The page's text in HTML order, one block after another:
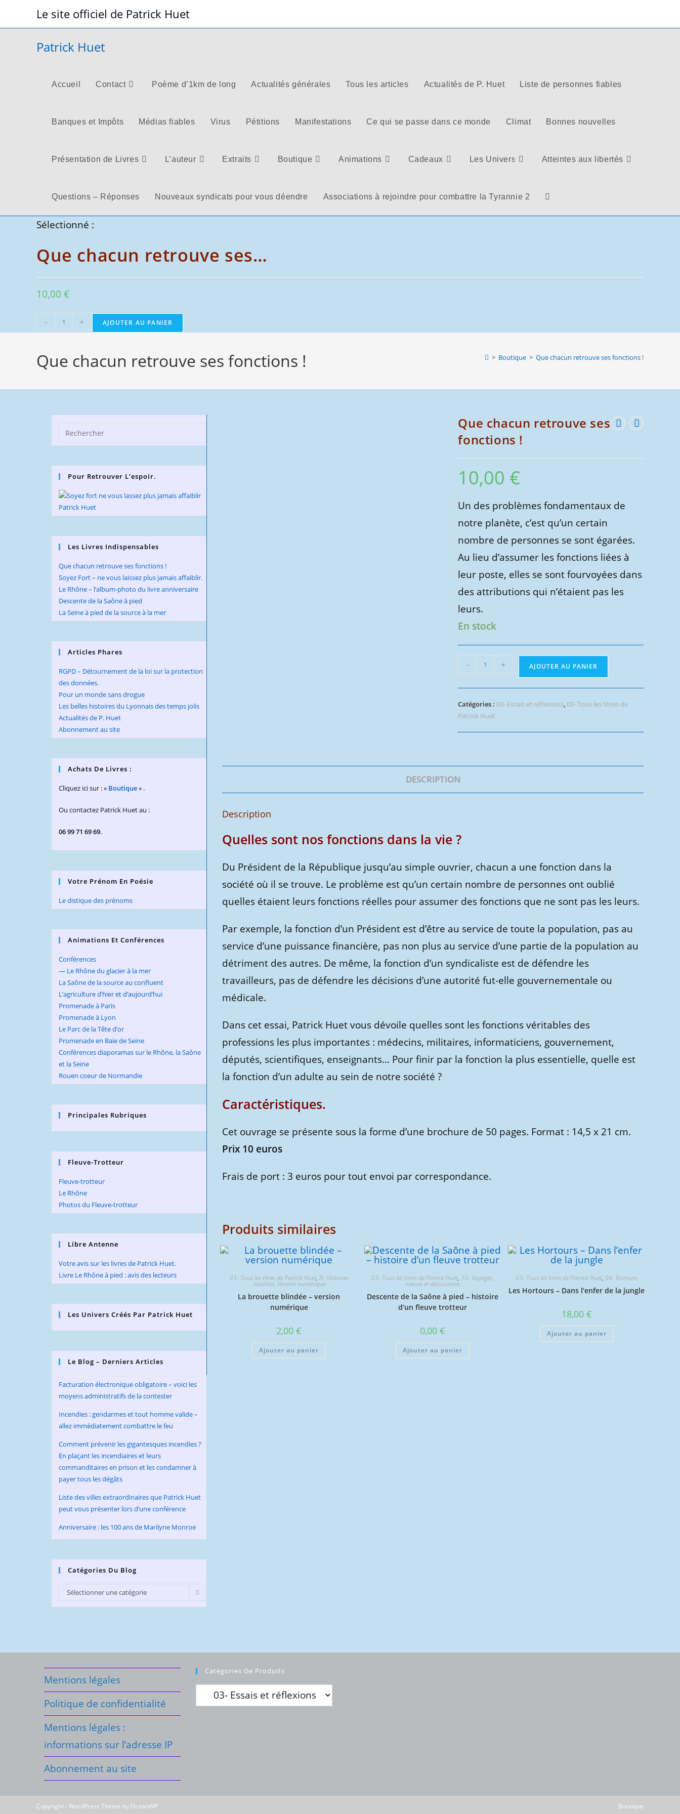
content
Le site officiel de Patrick Huet
Patrick Huet
Accueil Contact Poème d’1km de long Actualités générales Tous les articles Actualités de P. Huet Liste de personnes fiables
Banques et Impôts Médias fiables Virus Pétitions Manifestations Ce qui se passe dans ce monde Climat Bonnes nouvelles
Présentation de Livres L’auteur Extraits Boutique Animations Cadeaux Les Univers Atteintes aux libertés
Questions – Réponses Nouveaux syndicats pour vous déendre Associations à rejoindre pour combattre la Tyrannie 2
Sélectionné :
Que chacun retrouve ses…
10,00 €
quantité
de
chacun
retrouve
- + AJOUTER AU PANIER
Que chacun retrouve ses fonctions ! > Boutique > Que chacun retrouve ses fonctions !
Que chacun retrouve ses
fonctions !
10,00 €
Un des problèmes fondamentaux de
notre planète, c’est qu’un certain
nombre de personnes se sont égarées.
Au lieu d’assumer les fonctions liées à
leur poste, elles se sont fourvoyées dans
des attributions qui n’étaient pas les
leurs.
En stock
quantité
de
Que
chacun
retrouve
- + AJOUTER AU PANIER
Catégories :03- Essais et réflexions,03- Tous les titres de
Patrick Huet
DESCRIPTION
Description
Quelles sont nos fonctions dans la vie ?
Du Président de la République jusqu’au simple ouvrier, chacun a une fonction dans la
société où il se trouve. Le problème est qu’un certain nombre de personnes ont oublié
quelles étaient leurs fonctions réelles pour assumer des fonctions que ne sont pas les leurs.
Par exemple, la fonction d’un Président est d’être au service de toute la population, pas au
service d’une puissance financière, pas non plus au service d’une partie de la population au
détriment des autres. De même, la fonction d’un syndicaliste est de défendre les
travailleurs, pas de défendre les décisions d’une autorité fut-elle gouvernementale ou
médicale.
Dans cet essai, Patrick Huet vous dévoile quelles sont les fonctions véritables des
professions les plus importantes : médecins, militaires, informaticiens, gouvernement,
députés, scientifiques, enseignants… Pour finir par la fonction la plus essentielle, quelle est
la fonction d’un adulte au sein de notre société ?
Caractéristiques.
Cet ouvrage se présente sous la forme d’une brochure de 50 pages. Format : 14,5 x 21 cm.
Prix 10 euros
Frais de port : 3 euros pour tout envoi par correspondance.
Produits similaires
03- Tous les titres de Patrick Huet, B- Histoires
insolites. Version numérique
La brouette blindée – version
numérique
2,00€
Ajouter au panier
03- Tous les titres de Patrick Huet, 15- Voyages,
nature et découvertes
Descente de la Saône à pied – histoire
d’un fleuve trotteur
0,00€
Ajouter au panier
03- Tous les titres de Patrick Huet, 04- Romans
Les Hortours – Dans l’enfer de la jungle
18,00 €
Ajouter au panier
Escape
close
Pour Retrouver L’espoir.
Les Livres Indispensables
Que chacun retrouve ses fonctions !
Soyez Fort – ne vous laissez plus jamais affaiblir.
Le Rhône – l’album-photo du livre anniversaire
Descente de la Saône à pied
La Seine à pied de la source à la mer
Articles Phares
RGPD – Détournement de la loi sur la protection
des données.
Pour un monde sans drogue
Les belles histoires du Lyonnais des temps jolis
Actualités de P. Huet
Abonnement au site
Achats De Livres :
Cliquez ici sur : « Boutique» .
Ou contactez Patrick Huet au :
06 99 71 69 69.
Votre Prénom En Poésie
Le distique des prénoms
Animations Et Conférences
Conférences
— Le Rhône du glacier à la mer
La Saône de la source au confluent
L’agriculture d’hier et d’aujourd’hui
Promenade à Paris
Promenade à Lyon
Le Parc de la Tête d’or
Promenade en Baie de Seine
Conférences diaporamas sur le Rhône, la Saône
et la Seine
Rouen coeur de Normandie
Principales Rubriques
Fleuve-Trotteur
Fleuve-trotteur
Le Rhône
Photos du Fleuve-trotteur
Libre Antenne
Votre avis sur les livres de Patrick Huet.
Livre Le Rhône à pied : avis des lecteurs
Les Univers Créés Par Patrick Huet
Le Blog – Derniers Articles
Facturation électronique obligatoire – voici les
moyens administratifs de la contester
Incendies : gendarmes et tout homme valide –
allez immédiatement combattre le feu
Comment prévenir les gigantesques incendies ?
En plaçant les incendiaires et leurs
commanditaires en prison et les condamner à
payer tous les dégâts
Liste des villes extraordinaires que Patrick Huet
peut vous présenter lors d’une conférence
Anniversaire : les 100 ans de Marilyne Monroe
Catégories Du Blog
Catégories
du
Sélectionner une catégorie
Mentions légales
Politique de confidentialité
Mentions légales :
informations sur l’adresse IP
Abonnement au site
Catégories De Produits
Boutique
Copyright - WordPress Theme by OceanWP